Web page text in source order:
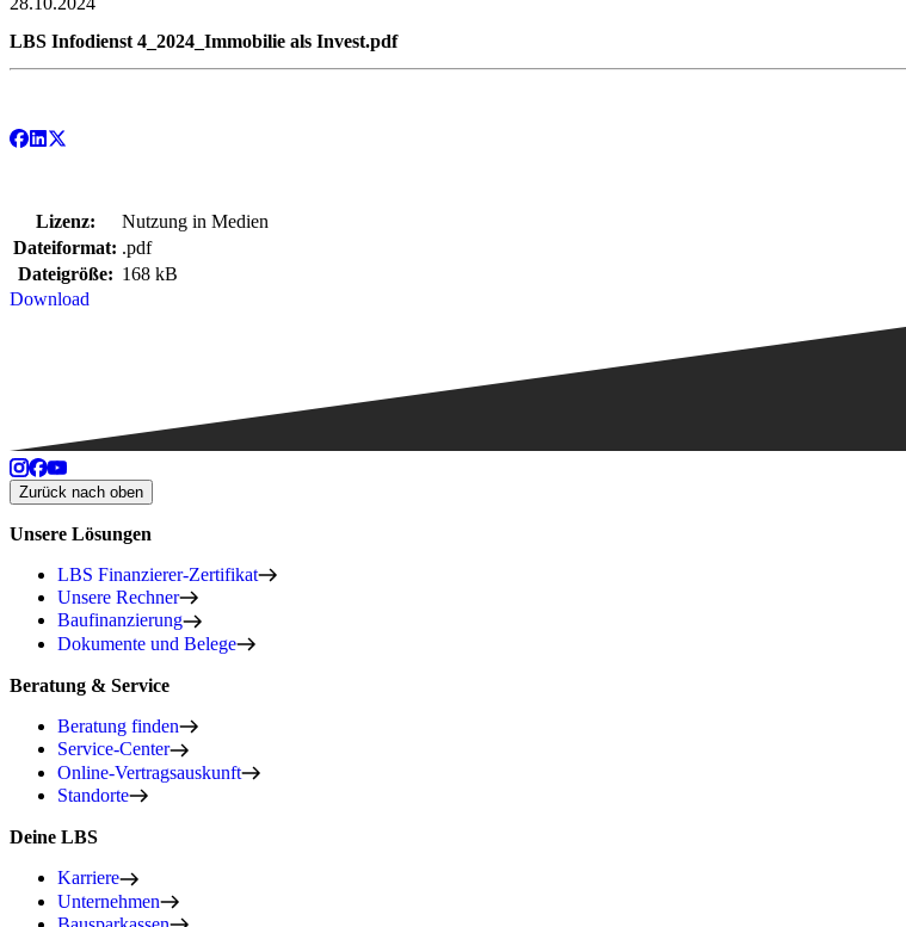
LBS Infodienst 4_2024_Immobilie als Invest.pdf
Lizenz:
Nutzung in Medien
Dateiformat: .pdf
Dateigröße: 168 kB
Download
Zurück nach oben
Unsere Lösungen
LBS Finanzierer-Zertifikat
Unsere Rechner
Baufinanzierung
Dokumente und Belege
Beratung & Service
Beratung finden
Service-Center
Online-Vertragsauskunft
Standorte
Deine LBS
Karriere
Unternehmen